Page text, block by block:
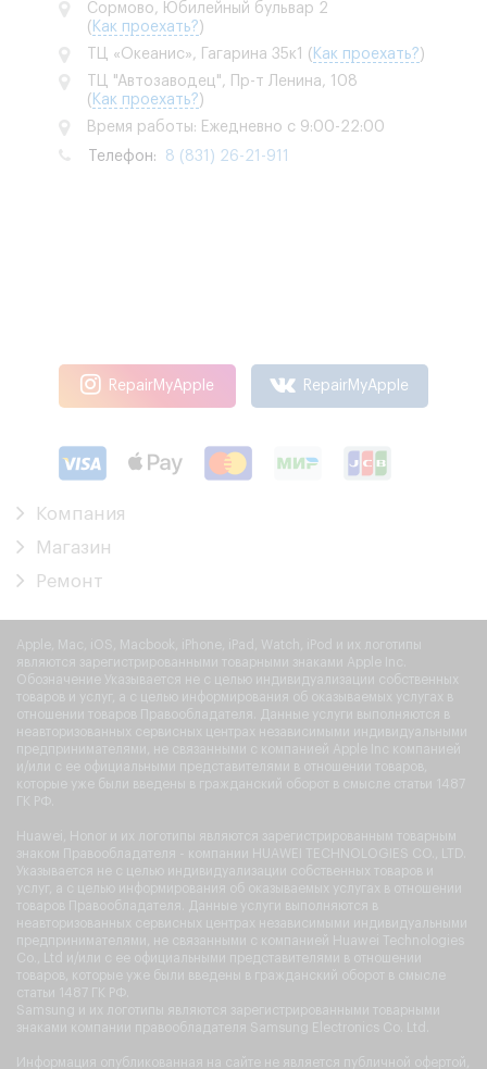
Сормово, Юбилейный бульвар 2
( Как проехать? )
ТЦ «Океанис», Гагарина 35к1
( Как проехать? )
ТЦ "Автозаводец", Пр-т Ленина, 108
( Как проехать? )
Время работы: Ежедневно с 9:00-22:00
Телефон: 8 (831) 26-21-911
RepairMyApple RepairMyApple
Компания
Магазин
Ремонт
Apple, Mac, iOS, Macbook, iPhone, iPad, Watch, iPod и их логотипы
являются зарегистрированными товарными знаками Apple Inc.
Обозначение Указывается не с целью индивидуализации собственных
товаров и услуг, а с целью информирования об оказываемых услугах в
отношении товаров Правообладателя. Данные услуги выполняются в
неавторизованных сервисных центрах независимыми индивидуальными
предпринимателями, не связанными с компанией Apple Inc компанией
и/или с ее официальными представителями в отношении товаров,
которые уже были введены в гражданский оборот в смысле статьи 1487
ГК РФ.
Huawei, Honor и их логотипы являются зарегистрированным товарным
знаком Правообладателя - компании HUAWEI TECHNOLOGIES CO., LTD.
Указывается не с целью индивидуализации собственных товаров и
услуг, а с целью информирования об оказываемых услугах в отношении
товаров Правообладателя. Данные услуги выполняются в
неавторизованных сервисных центрах независимыми индивидуальными
предпринимателями, не связанными с компанией Huawei Technologies
Co., Ltd и/или с ее официальными представителями в отношении
товаров, которые уже были введены в гражданский оборот в смысле
статьи 1487 ГК РФ.
Samsung и их логотипы являются зарегистрированными товарными
знаками компании правообладателя Samsung Electronics Co. Ltd.
Информация опубликованная на сайте не является публичной офертой,